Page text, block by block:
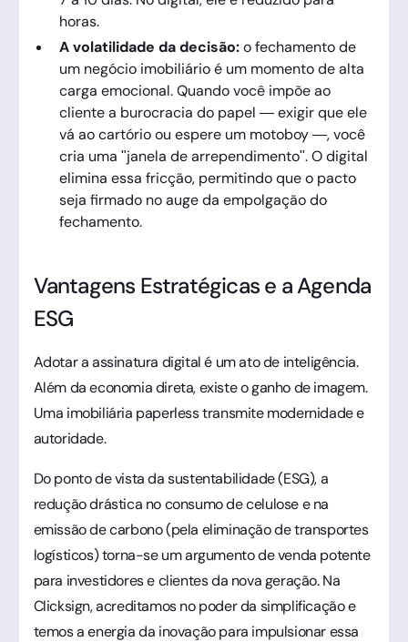
horas.
A volatilidade da decisão:o fechamento de
um negócio imobiliário é um momento de alta
carga emocional. Quando você impõe ao
cliente a burocracia do papel — exigir que ele
vá ao cartório ou espere um motoboy —, você
cria uma "janela de arrependimento". O digital
elimina essa fricção, permitindo que o pacto
seja firmado no auge da empolgação do
fechamento.
Vantagens Estratégicas e a Agenda
ESG
Adotar a assinatura digital é um ato de inteligência.
Além da economia direta, existe o ganho de imagem.
Uma imobiliária paperless transmite modernidade e
autoridade.
Do ponto de vista da sustentabilidade (ESG), a
redução drástica no consumo de celulose e na
emissão de carbono (pela eliminação de transportes
logísticos) torna-se um argumento de venda potente
para investidores e clientes da nova geração. Na
Clicksign, acreditamos no poder da simplificação e
temos a energia da inovação para impulsionar essa